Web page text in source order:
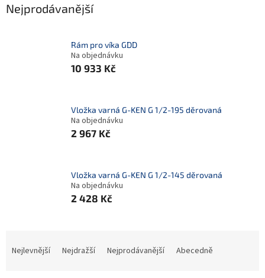
Nejprodávanější
Rám pro víka GDD
Na objednávku
10 933 Kč
Vložka varná G-KEN G 1/2-195 děrovaná
Na objednávku
2 967 Kč
Vložka varná G-KEN G 1/2-145 děrovaná
Na objednávku
2 428 Kč
Nejlevnější Nejdražší Nejprodávanější Abecedně